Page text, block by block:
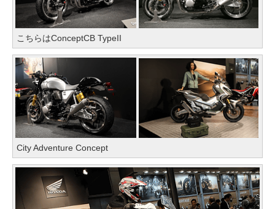
こちらはConceptCB TypeII
City Adventure Concept